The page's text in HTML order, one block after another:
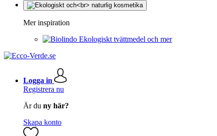
Mer inspiration
Ekologiskt tvättmedel och mer
Logga in
Registrera nu
Är du ny här?
Skapa konto